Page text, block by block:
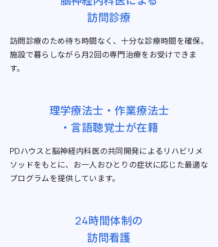
訪問診療
訪問診療のため待ち時間なく、十分な診療時間を確保。
施設で暮らしながら月2回の専門治療をお受けできま
す。
理学療法士・作業療法士
・言語聴覚士が在籍
PDハウスと脳神経内科医の共同開発によるリハビリメ
ソッドをもとに、お一人おひとりの症状に応じた最適な
プログラムを提供しています。
24時間体制の
訪問看護